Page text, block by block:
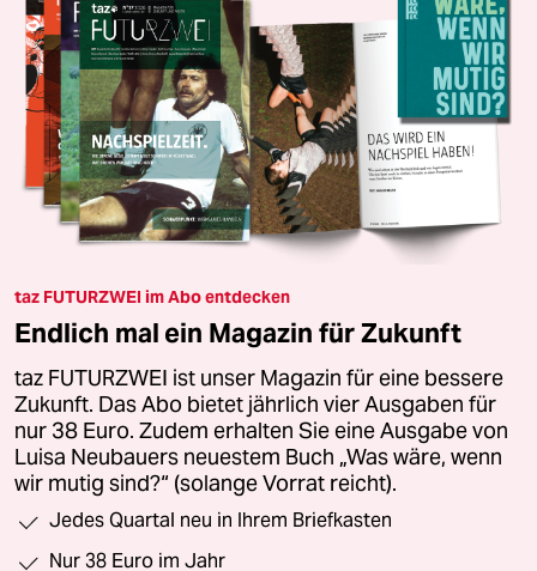
taz FUTURZWEI im Abo entdecken
Endlich mal ein Magazin für Zukunft
taz FUTURZWEI ist unser Magazin für eine bessere
Zukunft. Das Abo bietet jährlich vier Ausgaben für
nur 38 Euro. Zudem erhalten Sie eine Ausgabe von
Luisa Neubauers neuestem Buch „Was wäre, wenn
wir mutig sind?“ (solange Vorrat reicht).
Jedes Quartal neu in Ihrem Briefkasten
Nur 38 Euro im Jahr